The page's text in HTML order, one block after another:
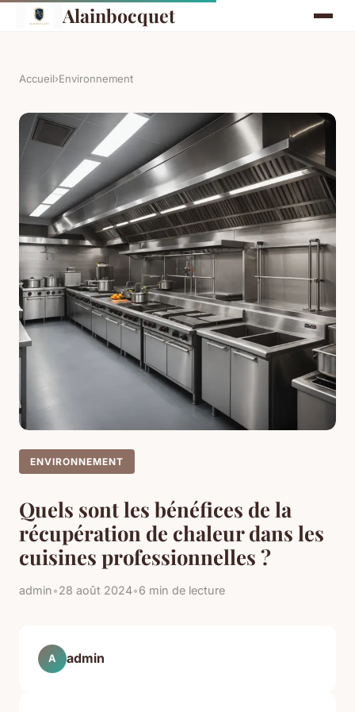
Alainbocquet
Accueil›Environnement
ENVIRONNEMENT
Quels sont les bénéfices de la
récupération de chaleur dans les
cuisines professionnelles ?
admin•28 août 2024•6 min de lecture
A admin